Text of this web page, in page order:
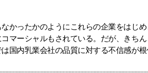
かったかのようにこれらの企業をはじ
マーシャルもされている。だが、きち
国内乳業会社の品質に対する不信感が